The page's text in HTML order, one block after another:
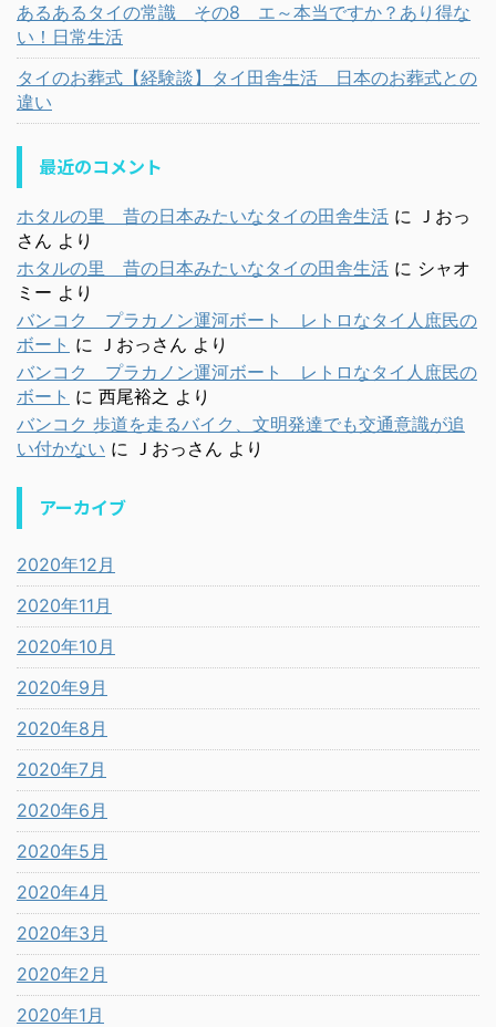
あるあるタイの常識 その8 エ～本当ですか？あり得な
い！日常生活
タイのお葬式【経験談】タイ田舎生活 日本のお葬式との
違い
最近のコメント
ホタルの里 昔の日本みたいなタイの田舎生活 に Ｊおっ
さん より
ホタルの里 昔の日本みたいなタイの田舎生活 に シャオ
ミー より
バンコク プラカノン運河ボート レトロなタイ人庶民の
ボート に Ｊおっさん より
バンコク プラカノン運河ボート レトロなタイ人庶民の
ボート に 西尾裕之 より
バンコク 歩道を走るバイク、文明発達でも交通意識が追
い付かない に Ｊおっさん より
アーカイブ
2020年12月
2020年11月
2020年10月
2020年9月
2020年8月
2020年7月
2020年6月
2020年5月
2020年4月
2020年3月
2020年2月
2020年1月